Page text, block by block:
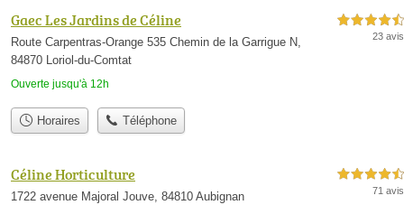
Gaec Les Jardins de Céline
Route Carpentras-Orange 535 Chemin de la Garrigue N,
84870 Loriol-du-Comtat
Ouverte jusqu'à 12h
4,5 étoiles sur 5
23 avis
Horaires Téléphone
Céline Horticulture
1722 avenue Majoral Jouve, 84810 Aubignan
4,5 étoiles sur 5
71 avis